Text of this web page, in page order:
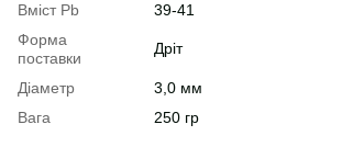
Вміст Pb
39-41
Форма
поставки
Дріт
Діаметр
3,0 мм
Вага
250 гр